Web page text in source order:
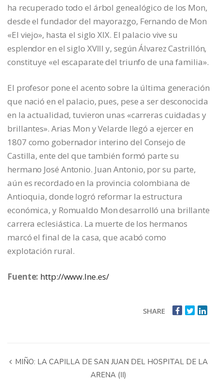
ha recuperado todo el árbol genealógico de los Mon,
desde el fundador del mayorazgo, Fernando de Mon
«El viejo», hasta el siglo XIX. El palacio vive su
esplendor en el siglo XVIII y, según Álvarez Castrillón,
constituye «el escaparate del triunfo de una familia».
El profesor pone el acento sobre la última generación
que nació en el palacio, pues, pese a ser desconocida
en la actualidad, tuvieron unas «carreras cuidadas y
brillantes». Arias Mon y Velarde llegó a ejercer en
1807 como gobernador interino del Consejo de
Castilla, ente del que también formó parte su
hermano José Antonio. Juan Antonio, por su parte,
aún es recordado en la provincia colombiana de
Antioquia, donde logró reformar la estructura
económica, y Romualdo Mon desarrolló una brillante
carrera eclesiástica. La muerte de los hermanos
marcó el final de la casa, que acabó como
explotación rural.
Fuente: http://www.lne.es/
SHARE
MIÑO: LA CAPILLA DE SAN JUAN DEL HOSPITAL DE LA
ARENA (II)